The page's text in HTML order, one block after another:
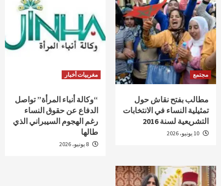
مجتمع
مطالب بفتح نقاش حول
تمثيلية النساء في الانتخابات
التشريعية لسنة 2016
مغربيات أخبار
“وكالة أنباء المرأة” تواصل
الدفاع عن حقوق النساء
رغم الهجوم السيبراني الذي
طالها